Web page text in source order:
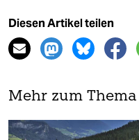
Diesen Artikel teilen
Mehr zum Thema